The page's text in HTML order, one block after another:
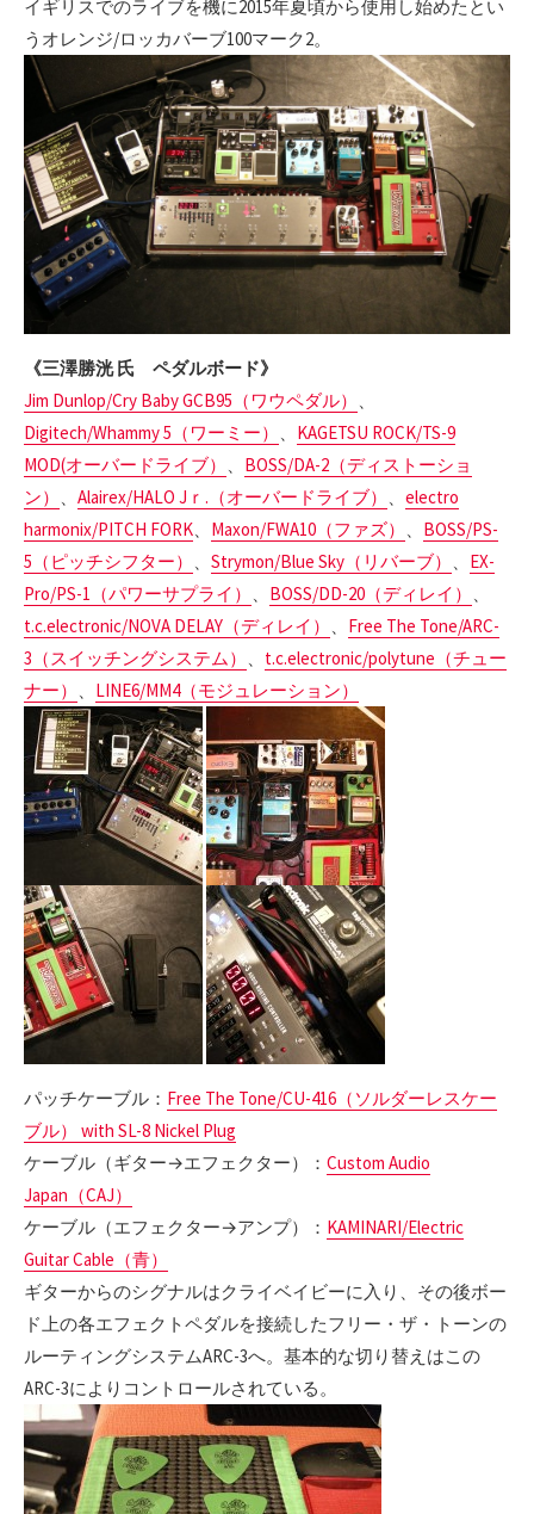
イギリスでのライブを機に2015年夏頃から使用し始めたとい
うオレンジ/ロッカバーブ100マーク2。
《三澤勝洸 氏 ペダルボード》
Jim Dunlop/Cry Baby GCB95（ワウペダル）
Digitech/Whammy 5（ワーミー）
KAGETSU ROCK/TS-9
MOD(オーバードライブ）
BOSS/DA-2（ディストーショ
ン）
Alairex/HALO Jｒ.（オーバードライブ）
electro
harmonix/PITCH FORK
Maxon/FWA10（ファズ）
BOSS/PS-
5（ピッチシフター）
Strymon/Blue Sky（リバーブ）
EX-
Pro/PS-1（パワーサプライ）
BOSS/DD-20（ディレイ）
t.c.electronic/NOVA DELAY（ディレイ）
Free The Tone/ARC-
3（スイッチングシステム）
t.c.electronic/polytune（チュー
ナー）
LINE6/MM4（モジュレーション）
パッチケーブル： Free The Tone/CU-416（ソルダーレスケー
ブル） with SL-8 Nickel Plug
ケーブル（ギター→エフェクター）： Custom Audio
Japan（CAJ）
ケーブル（エフェクター→アンプ）： KAMINARI/Electric
Guitar Cable（青）
ギターからのシグナルはクライベイビーに入り、その後ボー
ド上の各エフェクトペダルを接続したフリー・ザ・トーンの
ルーティングシステムARC-3へ。基本的な切り替えはこの
ARC-3によりコントロールされている。